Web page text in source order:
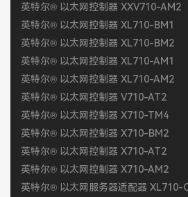
英特尔® 以太网控制器 XXV710-AM2
英特尔® 以太网控制器 XL710-BM1
英特尔® 以太网控制器 XL710-BM2
英特尔® 以太网控制器 XL710-AM1
英特尔® 以太网控制器 XL710-AM2
英特尔® 以太网控制器 V710-AT2
英特尔® 以太网控制器 X710-TM4
英特尔® 以太网控制器 X710-BM2
英特尔® 以太网控制器 X710-AT2
英特尔® 以太网控制器 X710-AM2
英特尔® 以太网服务器适配器 XL710-